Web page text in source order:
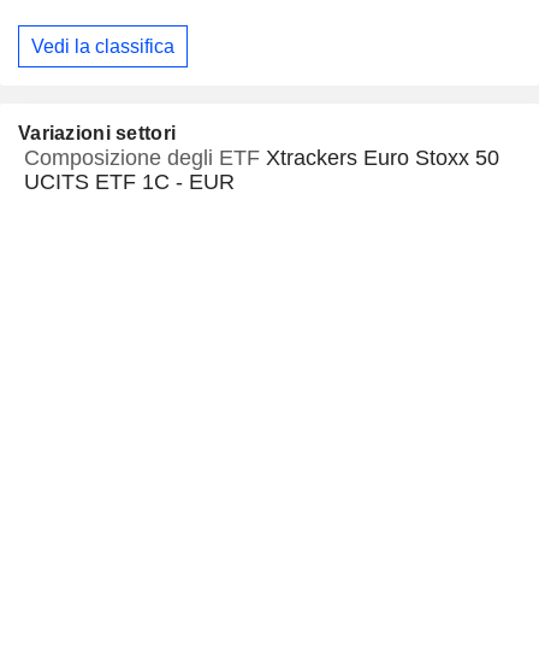
Vedi la classifica
Variazioni settori
Composizione degli ETF Xtrackers Euro Stoxx 50
UCITS ETF 1C - EUR